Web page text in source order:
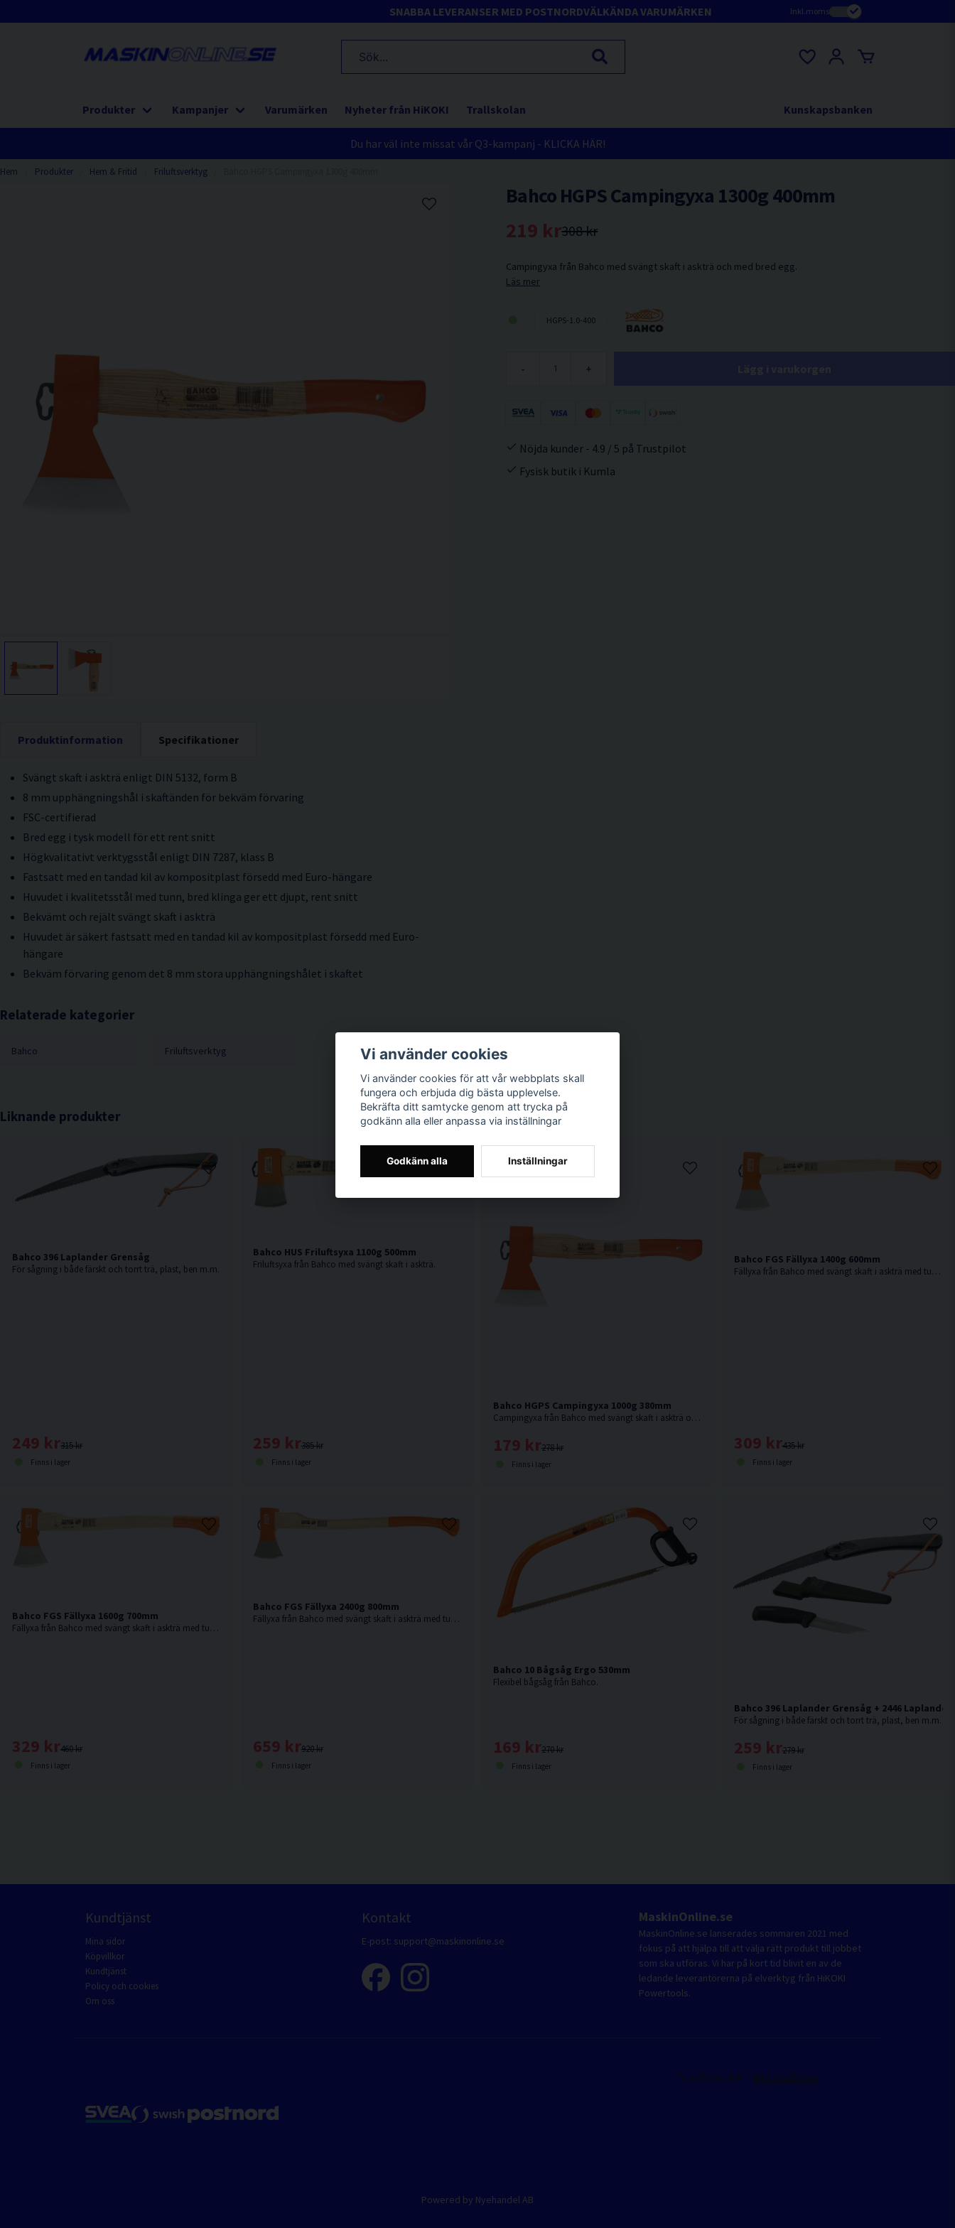
SNABBA LEVERANSER MED POSTNORDVÄLKÄNDA VARUMÄRKEN Inkl.moms
Produkter Kampanjer Varumärken Nyheter från HiKOKI Trallskolan Kunskapsbanken
Du har väl inte missat vår Q3-kampanj - KLICKA HÄR!
Hem Produkter Hem & Fritid Friluftsverktyg
Produktinformation Specifikationer
Svängt skaft i askträ enligt DIN 5132, form B
8 mm upphängningshål i skaftänden för bekväm förvaring
FSC-certifierad
Bred egg i tysk modell för ett rent snitt
Högkvalitativt verktygsstål enligt DIN 7287, klass B
Fastsatt med en tandad kil av kompositplast försedd med Euro-hängare
Huvudet i kvalitetsstål med tunn, bred klinga ger ett djupt, rent snitt
Bekvämt och rejält svängt skaft i askträ
Huvudet är säkert fastsatt med en tandad kil av kompositplast försedd med Euro-
hängare
Bekväm förvaring genom det 8 mm stora upphängningshålet i skaftet
Relaterade kategorier
Bahco Friluftsverktyg
Bahco HGPS Campingyxa 1300g 400mm
308 kr
219 kr
Campingyxa från Bahco med svängt skaft i askträ och med bred egg.
Läs mer
HGPS-1.0-400
- +
Nöjda kunder - 4.9 / 5 på Trustpilot
Fysisk butik i Kumla
Liknande produkter
Bahco 396 Laplander Grensåg
För sågning i både färskt och torrt trä, plast, ben m.m.
315 kr
249 kr
Finns i lager
Bahco HUS Friluftsyxa 1100g 500mm
Friluftsyxa från Bahco med svängt skaft i askträ.
385 kr
259 kr
Finns i lager
Bahco HGPS Campingyxa 1000g 380mm
Campingyxa från Bahco med svängt skaft i askträ och med bred egg.
278 kr
179 kr
Finns i lager
Bahco FGS Fällyxa 1400g 600mm
Fällyxa från Bahco med svängt skaft i askträ med tunnt skäregg.
435 kr
309 kr
Finns i lager
Bahco FGS Fällyxa 1600g 700mm
Fällyxa från Bahco med svängt skaft i askträ med tunnt skäregg.
460 kr
329 kr
Finns i lager
Bahco FGS Fällyxa 2400g 800mm
Fällyxa från Bahco med svängt skaft i askträ med tunnt skäregg.
920 kr
659 kr
Finns i lager
Bahco 10 Bågsåg Ergo 530mm
Flexibel bågsåg från Bahco.
270 kr
169 kr
Finns i lager
Bahco 396 Laplander Grensåg + 2446
För sågning i både färskt och torrt trä, plast, ben m.m.
279 kr
259 kr
Finns i lager
Kundtjänst
Mina sidor
Köpvillkor
Kundtjänst
Policy och cookies
Om oss
Kontakt
E-post: support@maskinonline.se
MaskinOnline.se
MaskinOnline.se lanserades sommaren 2021 med
fokus på att hjälpa till att välja rätt produkt till jobbet
som ska utföras. Vi har på kort tid blivit en av de
ledande leverantörerna på elverktyg från HiKOKI
Powertools.
Powered by Nyehandel AB
Vi använder cookies
Vi använder cookies för att vår webbplats skall
fungera och erbjuda dig bästa upplevelse.
Bekräfta ditt samtycke genom att trycka på
godkänn alla eller anpassa via inställningar
Godkänn alla Inställningar